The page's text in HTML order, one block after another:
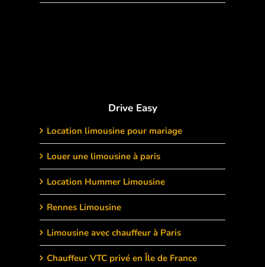
Drive Easy
Location limousine pour mariage
Louer une limousine à paris
Location Hummer Limousine
Rennes Limousine
Limousine avec chauffeur à Paris
Chauffeur VTC privé en Île de France